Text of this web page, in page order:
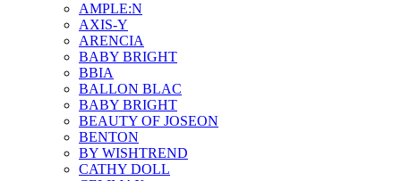
AMPLE:N
AXIS-Y
ARENCIA
BABY BRIGHT
BBIA
BALLON BLAC
BABY BRIGHT
BEAUTY OF JOSEON
BENTON
BY WISHTREND
CATHY DOLL